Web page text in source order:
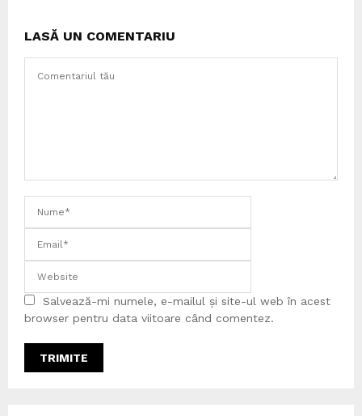
LASĂ UN COMENTARIU
Salvează-mi numele, e-mailul și site-ul web în acest
browser pentru data viitoare când comentez.